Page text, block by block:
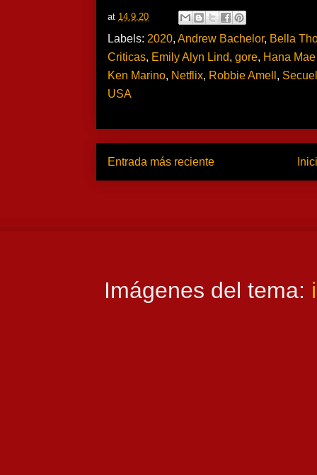
at 14.9.20
Labels: 2020, Andrew Bachelor, Bella
Criticas, Emily Alyn Lind, gore, Hana
Ken Marino, Netflix, Robbie Amell,
USA
Entrada más reciente
Imágenes del tema: